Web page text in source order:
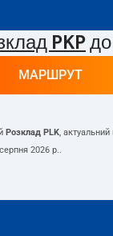
PKP до
МАРШРУТ
Розклад PLK, актуальний
2026 р..